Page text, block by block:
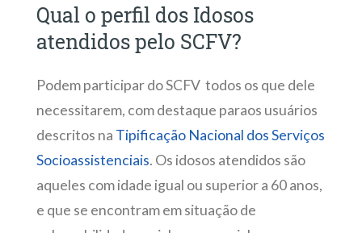
Qual o perfil dos Idosos
atendidos pelo SCFV?
Podem participar do SCFV todos os que dele
necessitarem, com destaque paraos usuários
descritos na Tipificação Nacional dos Serviços
Socioassistenciais. Os idosos atendidos são
aqueles com idade igual ou superior a 60 anos,
e que se encontram em situação de